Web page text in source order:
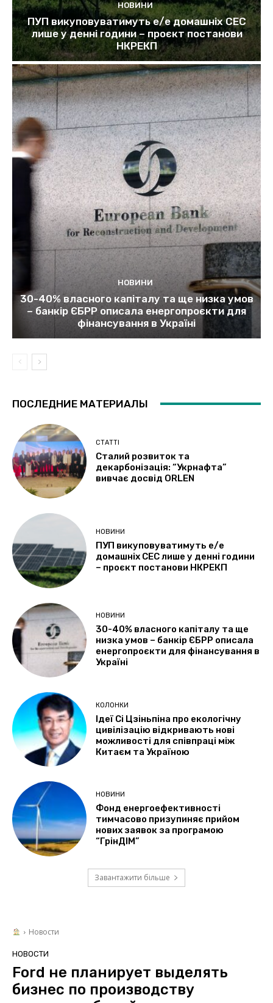
НОВИНИ
ПУП викуповуватимуть е/е домашніх СЕС
лише у денні години – проєкт постанови
НКРЕКП
НОВИНИ
30-40% власного капіталу та ще низка умов
– банкір ЄБРР описала енергопроєкти для
фінансування в Україні
ПОСЛЕДНИЕ МАТЕРИАЛЫ
СТАТТІ
Сталий розвиток та
декарбонізація: “Укрнафта”
вивчає досвід ORLEN
НОВИНИ
ПУП викуповуватимуть е/е
домашніх СЕС лише у денні години
– проєкт постанови НКРЕКП
НОВИНИ
30-40% власного капіталу та ще
низка умов – банкір ЄБРР описала
енергопроєкти для фінансування в
Україні
КОЛОНКИ
Ідеї Сі Цзіньпіна про екологічну
цивілізацію відкривають нові
можливості для співпраці між
Китаєм та Україною
НОВИНИ
Фонд енергоефективності
тимчасово призупиняє прийом
нових заявок за програмою
“ГрінДІМ”
Завантажити більше